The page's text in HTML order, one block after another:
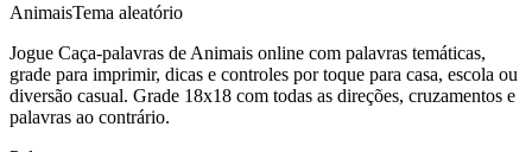
AnimaisTema aleatório
Jogue Caça-palavras de Animais online com palavras temáticas,
grade para imprimir, dicas e controles por toque para casa, escola ou
diversão casual. Grade 18x18 com todas as direções, cruzamentos e
palavras ao contrário.